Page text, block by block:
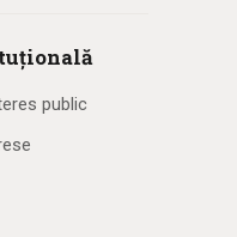
public